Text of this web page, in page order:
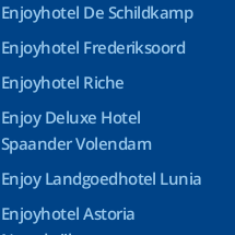
Enjoyhotel De Schildkamp
Enjoyhotel Frederiksoord
Enjoyhotel Riche
Enjoy Deluxe Hotel
Spaander Volendam
Enjoy Landgoedhotel Lunia
Enjoyhotel Astoria